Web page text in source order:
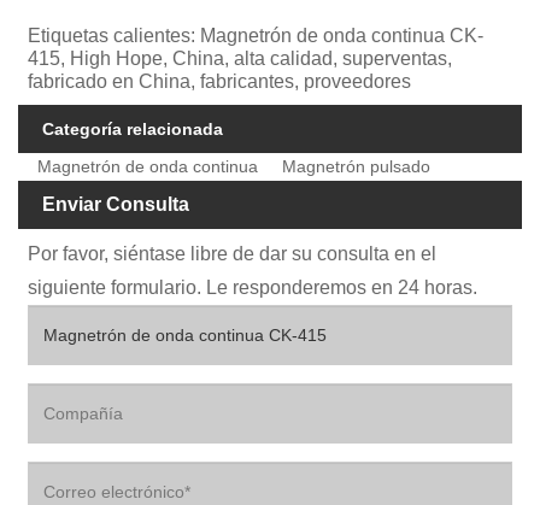
Etiquetas calientes: Magnetrón de onda continua CK-
415, High Hope, China, alta calidad, superventas,
fabricado en China, fabricantes, proveedores
Categoría relacionada
Magnetrón de onda continua
Magnetrón pulsado
Enviar Consulta
Por favor, siéntase libre de dar su consulta en el
siguiente formulario. Le responderemos en 24 horas.